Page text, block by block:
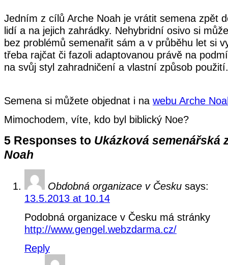
Jedním z cílů Arche Noah je vrátit semena zpět
lidí a na jejich zahrádky. Nehybridní osivo si
bez problémů semenařit sám a v průběhu let si
třeba rajčat či fazoli adaptovanou právě na
na svůj styl zahradničení a vlastní způsob použití.
Semena si můžete objednat i na webu Arche
Mimochodem, víte, kdo byl biblický Noe?
5 Responses to Ukázková semenářská
Noah
Obdobná organizace v Česku says:
13.5.2013 at 10.14
Podobná organizace v Česku má stránky
http://www.gengel.webzdarma.cz/
Reply